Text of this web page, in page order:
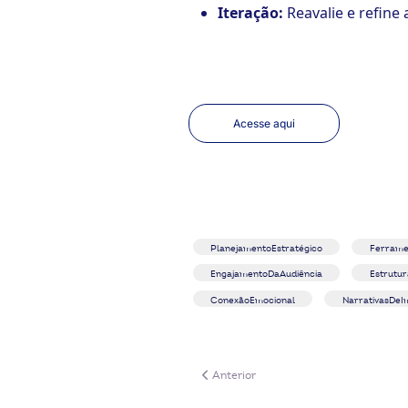
Iteração: Reavalie e
Acesse aqui
PlanejamentoEstratégico
EngajamentoDaAudiência
ConexãoEmocional
Artigo anterior: SWOT
Anterior